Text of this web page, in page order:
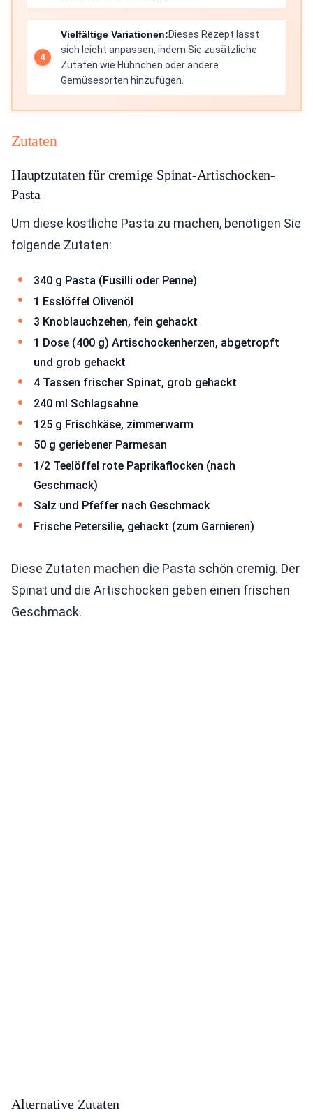
Vielfältige Variationen:Dieses Rezept lässt
sich leicht anpassen, indem Sie zusätzliche
Zutaten wie Hühnchen oder andere
Gemüsesorten hinzufügen.
Zutaten
Hauptzutaten für cremige Spinat-Artischocken-
Pasta
Um diese köstliche Pasta zu machen, benötigen Sie
folgende Zutaten:
340 g Pasta (Fusilli oder Penne)
1 Esslöffel Olivenöl
3 Knoblauchzehen, fein gehackt
1 Dose (400 g) Artischockenherzen, abgetropft
und grob gehackt
4 Tassen frischer Spinat, grob gehackt
240 ml Schlagsahne
125 g Frischkäse, zimmerwarm
50 g geriebener Parmesan
1/2 Teelöffel rote Paprikaflocken (nach
Geschmack)
Salz und Pfeffer nach Geschmack
Frische Petersilie, gehackt (zum Garnieren)
Diese Zutaten machen die Pasta schön cremig. Der
Spinat und die Artischocken geben einen frischen
Geschmack.
Alternative Zutaten